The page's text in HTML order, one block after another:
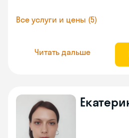
Все услуги и цены (5)
Читать дальше